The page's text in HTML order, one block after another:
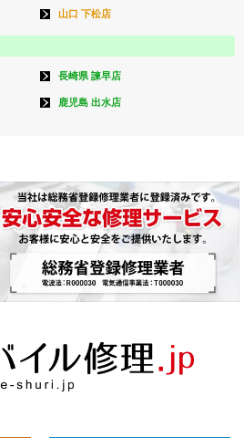
山口 下松店
長崎県 諫早店
鹿児島 出水店